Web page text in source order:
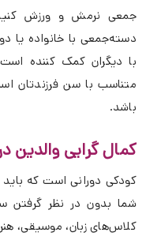
جمعی نرمش و ورزش
دسته‌جمعی با خانواده
با دیگران کمک کننده
متناسب با سن فرزندتان
باشد.
کمال گرایی والدین
کودکی دورانی است که
شما بدون در نظر گرفتن
کلاس‌های زبان، موسیقی،